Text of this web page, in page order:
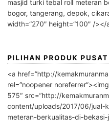
masjid turki tebal roll meteran
bogor, tangerang, depok,
width=”270″ height=”100″ /></
PILIHAN PRODUK
<a href=”http://
rel=”noopener
575″ src=”http://
content/uploads/2017/06/
meteran-berkualitas-di-